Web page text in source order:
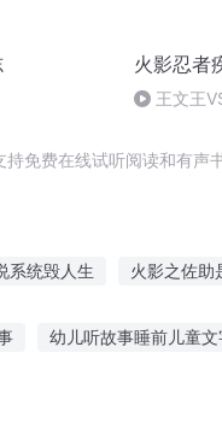
火影忍者
王文王
免费在线试听阅读和有声
系统毁人生 火影之佐助
幼儿听故事睡前儿童文